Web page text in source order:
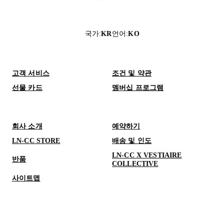
국가:KR 언어 :KO
고객 서비스
조건 및 약관
선물 카드
멤버십 프로그램
회사 소개
예약하기
LN-CC STORE
배송 및 인도
반품
LN-CC X VESTIAIRE
COLLECTIVE
사이트맵